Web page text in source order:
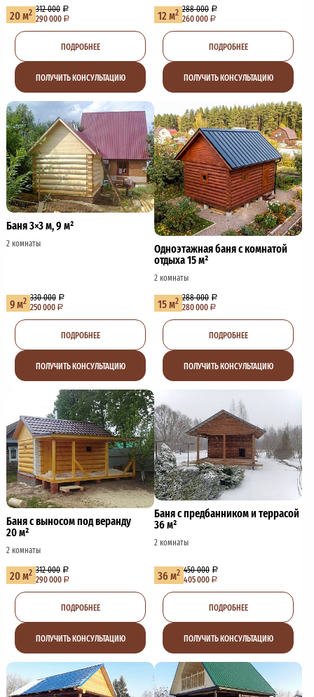
20 м2 312 000
290 000
ПОДРОБНЕЕ
ПОЛУЧИТЬ КОНСУЛЬТАЦИЮ
12 м2 288 000
260 000
ПОДРОБНЕЕ
ПОЛУЧИТЬ КОНСУЛЬТАЦИЮ
Баня 3×3 м, 9 м²
2 комнаты
9 м2 330 000
250 000
ПОДРОБНЕЕ
ПОЛУЧИТЬ КОНСУЛЬТАЦИЮ
Одноэтажная баня с комнатой
отдыха 15 м²
2 комнаты
15 м2 288 000
280 000
ПОДРОБНЕЕ
ПОЛУЧИТЬ КОНСУЛЬТАЦИЮ
Баня с выносом под веранду
20 м²
2 комнаты
20 м2 312 000
290 000
ПОДРОБНЕЕ
ПОЛУЧИТЬ КОНСУЛЬТАЦИЮ
Баня с предбанником и террасой
36 м²
2 комнаты
36 м2 450 000
405 000
ПОДРОБНЕЕ
ПОЛУЧИТЬ КОНСУЛЬТАЦИЮ